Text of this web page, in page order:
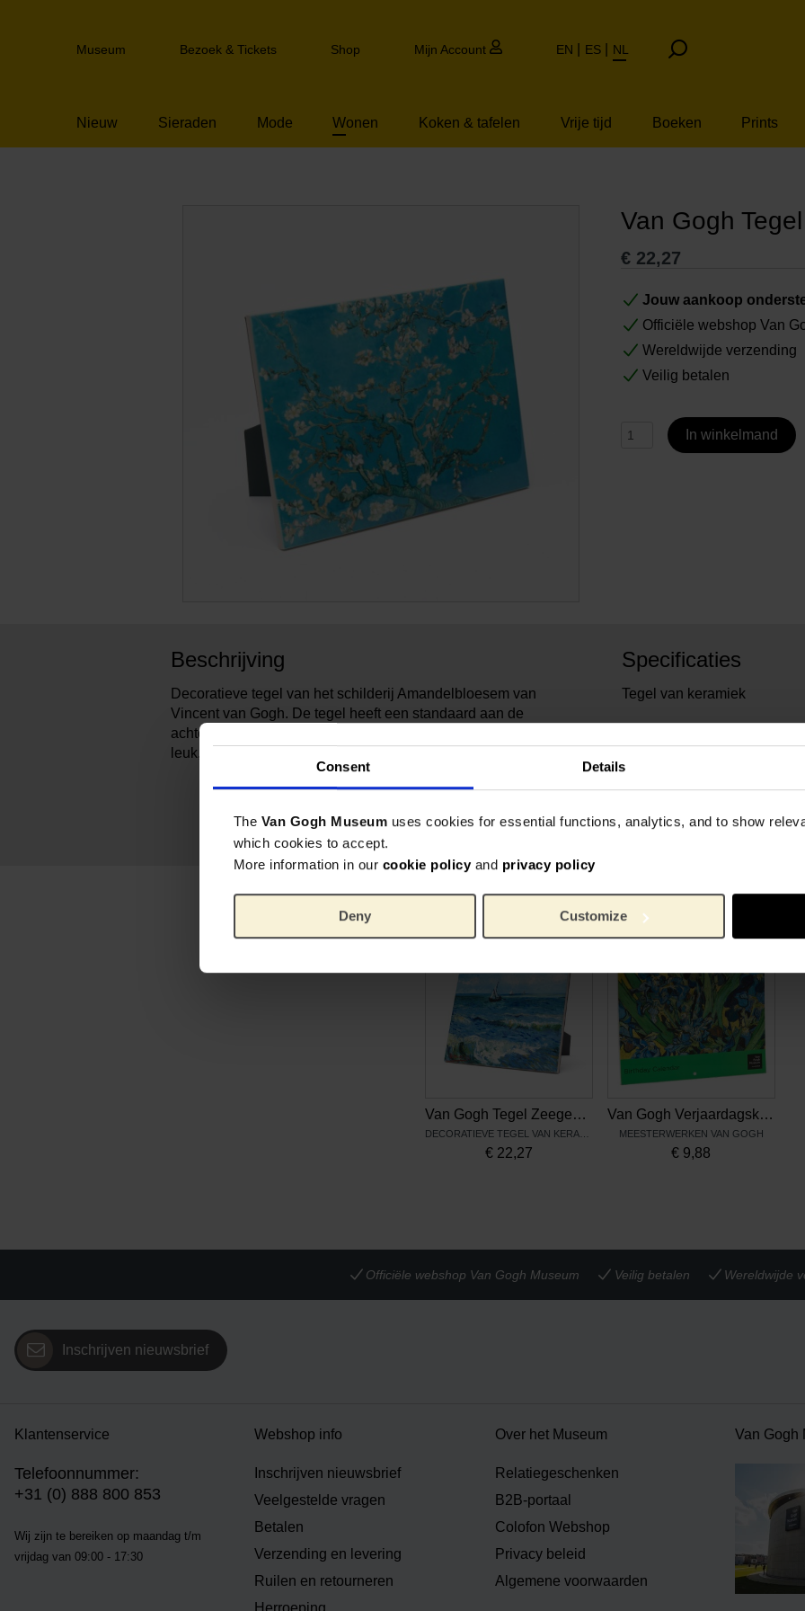
Consent Details
The Van Gogh Museum uses cookies for essential functions, analytics, and to show
which cookies to accept.
More information in our cookie policy and privacy policy
Deny Customize
Spring
Header
Museum Bezoek & Tickets Shop Mijn Account EN ES NL
Nieuw Sieraden Mode Wonen Koken & tafelen Vrije tijd Boeken Prints
Van Gogh
€ 22,27
Jouw aankoop
Officiële webshop Van
Wereldwijde verzending
Veilig betalen
In winkelmand
Beschrijving
Decoratieve tegel van het schilderij Amandelbloesem van
Vincent van Gogh. De tegel heeft een standaard aan de
achterkant, om neer te zetten of op te hangen in je huis voor een
leuk, kleurig accent.
Specificaties
Tegel van keramiek
Breedte:
Hoogte: 15 cm
Gewicht: 600
Materiaal:
Gerelateerde producten
Van Gogh Tegel Zeegezicht
€ 22,27
Van Gogh Verjaardagskalender
MEESTERWERKEN VAN GOGH
€ 9,88
Officiële webshop Van Gogh Museum Veilig betalen Wereldwijde
Inschrijven nieuwsbrief
Klantenservice
Telefoonnummer:
+31 (0) 888 800 853
Wij zijn te bereiken op maandag t/m
vrijdag van 09:00 - 17:30
Webshop info
Inschrijven nieuwsbrief
Veelgestelde vragen
Betalen
Verzending en levering
Ruilen en retourneren
Herroeping
Over het Museum
Relatiegeschenken
B2B-portaal
Colofon Webshop
Privacy beleid
Algemene voorwaarden
Van Gogh